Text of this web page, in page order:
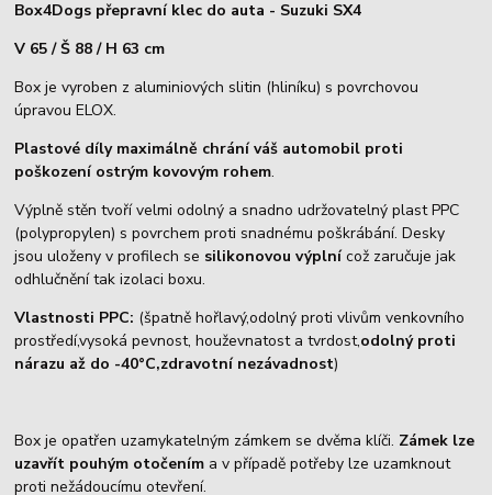
Box4Dogs přepravní klec do auta - Suzuki SX4
V 65 / Š 88 / H 63 cm
Box je vyroben z aluminiových slitin (hliníku) s povrchovou
úpravou ELOX.
Plastové díly maximálně chrání váš automobil proti
poškození ostrým kovovým rohem.
Výplně stěn tvoří velmi odolný a snadno udržovatelný plast PPC
(polypropylen) s povrchem proti snadnému poškrábání. Desky
jsou uloženy v profilech se silikonovou výplnícož zaručuje jak
odhlučnění tak izolaci boxu.
Vlastnosti PPC: (špatně hořlavý,odolný proti vlivům venkovního
prostředí,vysoká pevnost, houževnatost a tvrdost,odolný proti
nárazu až do -40°C,zdravotní nezávadnost)
Box je opatřen uzamykatelným zámkem se dvěma klíči. Zámek lze
uzavřít pouhým otočením a v případě potřeby lze uzamknout
proti nežádoucímu otevření.